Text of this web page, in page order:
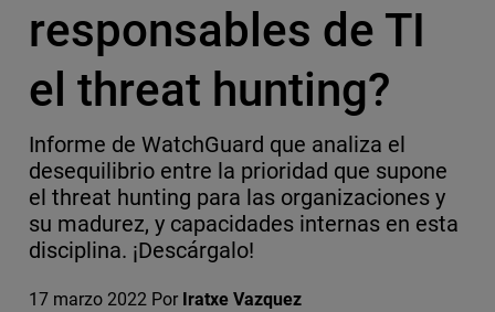
responsables de TI
el threat hunting?
Informe de WatchGuard que analiza el
desequilibrio entre la prioridad que supone
el threat hunting para las organizaciones y
su madurez, y capacidades internas en esta
disciplina. ¡Descárgalo!
17 marzo 2022 Por Iratxe Vazquez